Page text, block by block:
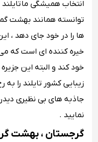
انتخاب همیشگی ما
توانسته همانند بهشت
ها را در خود جای دهد ،
خیره کننده ای است که
خود کند و البته این
زیبایی کشور تایلند را
جاذبه های بی نظیری
نمایید .
گرجستان ، بهشت